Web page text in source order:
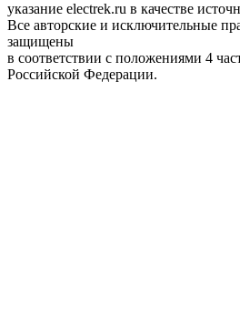
указание electrek.ru в качестве
Все авторские и исключительные
защищены
в соответствии с положениями 4
Российской Федерации.